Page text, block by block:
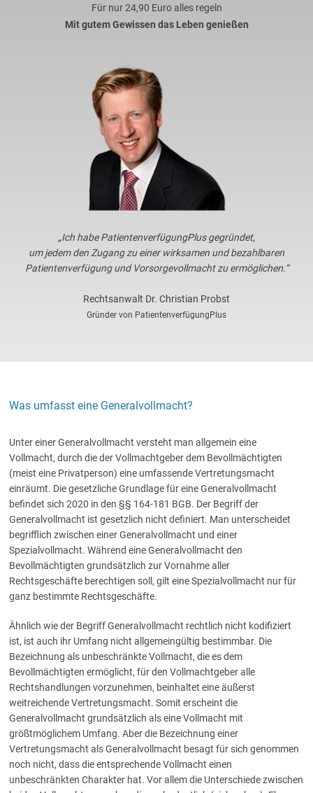
Für nur 24,90 Euro alles regeln
Mit gutem Gewissen das Leben genießen
„Ich habe PatientenverfügungPlus gegründet,
um jedem den Zugang zu einer wirksamen und bezahlbaren
Patientenverfügung und Vorsorgevollmacht zu ermöglichen.“
Rechtsanwalt Dr. Christian Probst
Gründer von PatientenverfügungPlus
Was umfasst eine Generalvollmacht?
Unter einer Generalvollmacht versteht man allgemein eine
Vollmacht, durch die der Vollmachtgeber dem Bevollmächtigten
(meist eine Privatperson) eine umfassende Vertretungsmacht
einräumt. Die gesetzliche Grundlage für eine Generalvollmacht
befindet sich 2020 in den §§ 164-181 BGB. Der Begriff der
Generalvollmacht ist gesetzlich nicht definiert. Man unterscheidet
begrifflich zwischen einer Generalvollmacht und einer
Spezialvollmacht. Während eine Generalvollmacht den
Bevollmächtigten grundsätzlich zur Vornahme aller
Rechtsgeschäfte berechtigen soll, gilt eine Spezialvollmacht nur für
ganz bestimmte Rechtsgeschäfte.
Ähnlich wie der Begriff Generalvollmacht rechtlich nicht kodifiziert
ist, ist auch ihr Umfang nicht allgemeingültig bestimmbar. Die
Bezeichnung als unbeschränkte Vollmacht, die es dem
Bevollmächtigten ermöglicht, für den Vollmachtgeber alle
Rechtshandlungen vorzunehmen, beinhaltet eine äußerst
weitreichende Vertretungsmacht. Somit erscheint die
Generalvollmacht grundsätzlich als eine Vollmacht mit
größtmöglichem Umfang. Aber die Bezeichnung einer
Vertretungsmacht als Generalvollmacht besagt für sich genommen
noch nicht, dass die entsprechende Vollmacht einen
unbeschränkten Charakter hat. Vor allem die Unterschiede zwischen